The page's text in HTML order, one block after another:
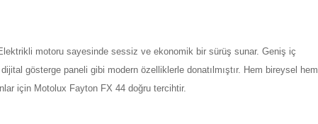
motoru sayesinde sessiz ve ekonomik bir sürüş sunar. Geniş iç
gösterge paneli gibi modern özelliklerle donatılmıştır. Hem bireysel hem
için Motolux Fayton FX 44 doğru tercihtir.